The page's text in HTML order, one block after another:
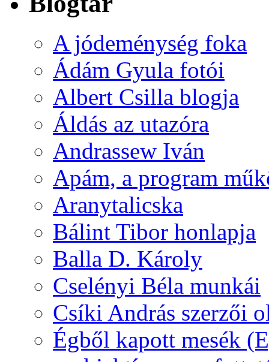
A jódeménység foka
Ádám Gyula fotói
Albert Csilla blogja
Áldás az utazóra
Andrassew Iván
Apám, a program
Aranytalicska
Bálint Tibor honlapja
Balla D. Károly
Cselényi Béla munkái
Csíki András szerzői
Égből kapott mesék